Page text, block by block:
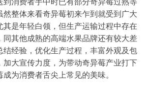
到消费者手中时已有部分奇异莓过熟等
然整体来看奇异莓初来乍到就受到广大
是年轻白领，但生产运输过程中存在
同其他成熟的高端水果品牌还有较大差
结经验，优化生产过程，丰富外观及包
加大宣传力度，为带动奇异莓产业打下
为消费者舌尖上常见的美味。